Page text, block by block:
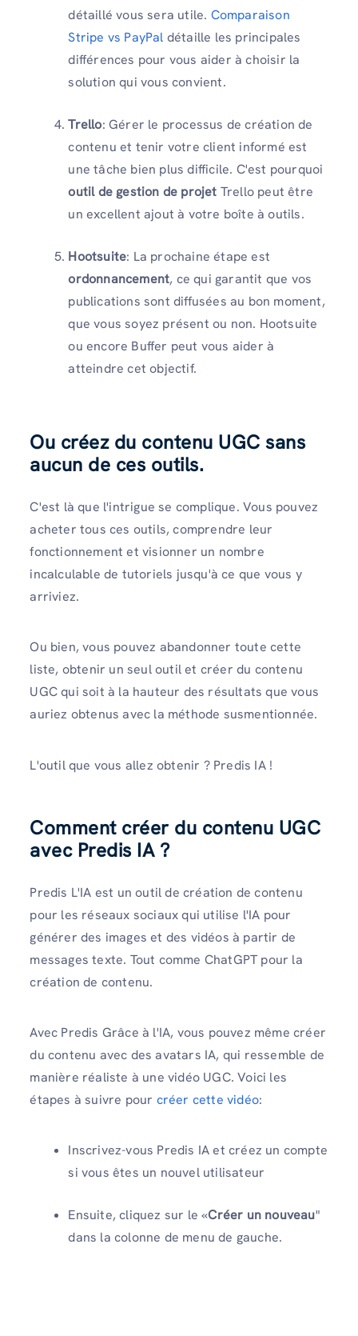
détaillé vous sera utile. Comparaison
Stripe vs PayPal détaille les principales
différences pour vous aider à choisir la
solution qui vous convient.
Trello: Gérer le processus de création de
contenu et tenir votre client informé est
une tâche bien plus difficile. C'est pourquoi
outil de gestion de projet Trello peut être
un excellent ajout à votre boîte à outils.
Hootsuite: La prochaine étape est
ordonnancement, ce qui garantit que vos
publications sont diffusées au bon moment,
que vous soyez présent ou non. Hootsuite
ou encore Buffer peut vous aider à
atteindre cet objectif.
Ou créez du contenu UGC sans
aucun de ces outils.
C'est là que l'intrigue se complique. Vous pouvez
acheter tous ces outils, comprendre leur
fonctionnement et visionner un nombre
incalculable de tutoriels jusqu'à ce que vous y
arriviez.
Ou bien, vous pouvez abandonner toute cette
liste, obtenir un seul outil et créer du contenu
UGC qui soit à la hauteur des résultats que vous
auriez obtenus avec la méthode susmentionnée.
L'outil que vous allez obtenir ? Predis IA !
Comment créer du contenu UGC
avec Predis IA ?
Predis L'IA est un outil de création de contenu
pour les réseaux sociaux qui utilise l'IA pour
générer des images et des vidéos à partir de
messages texte. Tout comme ChatGPT pour la
création de contenu.
Avec Predis Grâce à l'IA, vous pouvez même créer
du contenu avec des avatars IA, qui ressemble de
manière réaliste à une vidéo UGC. Voici les
étapes à suivre pour créer cette vidéo:
Inscrivez-vous Predis IA et créez un compte
si vous êtes un nouvel utilisateur
Ensuite, cliquez sur le «Créer un nouveau"
dans la colonne de menu de gauche.